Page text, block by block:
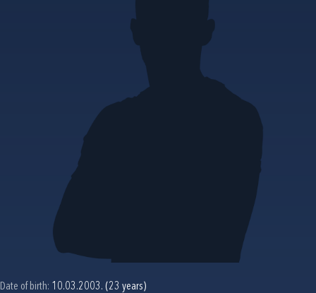
Date of birth: 10.03.2003. (23 years)